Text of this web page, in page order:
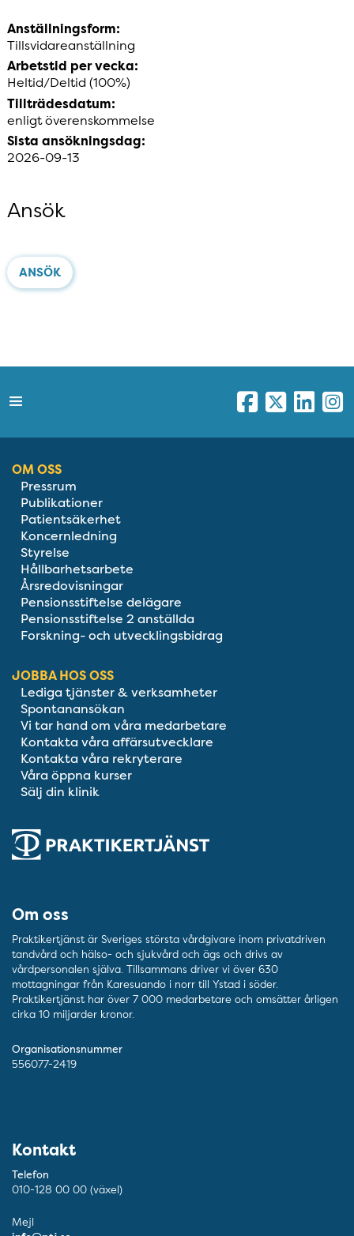
Anställningsform:
Tillsvidareanställning
Arbetstid per vecka:
Heltid/Deltid (100%)
Tillträdesdatum:
enligt överenskommelse
Sista ansökningsdag:
2026-09-13
Ansök
ANSÖK
OM OSS
Pressrum
Publikationer
Patientsäkerhet
Koncernledning
Styrelse
Hållbarhetsarbete
Årsredovisningar
Pensionsstiftelse delägare
Pensionsstiftelse 2 anställda
Forskning- och utvecklingsbidrag
JOBBA HOS OSS
Lediga tjänster & verksamheter
Spontanansökan
Vi tar hand om våra medarbetare
Kontakta våra affärsutvecklare
Kontakta våra rekryterare
Våra öppna kurser
Sälj din klinik
Om oss
Praktikertjänst är Sveriges största vårdgivare inom privatdriven
tandvård och hälso- och sjukvård och ägs och drivs av
vårdpersonalen själva. Tillsammans driver vi över 630
mottagningar från Karesuando i norr till Ystad i söder.
Praktikertjänst har över 7 000 medarbetare och omsätter årligen
cirka 10 miljarder kronor.
Organisationsnummer
556077-2419
Kontakt
Telefon
010-128 00 00 (växel)
Mejl